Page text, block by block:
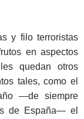
y filo terroristas
en aspectos
quedan otros
tales, como el
—de siempre
de España— el